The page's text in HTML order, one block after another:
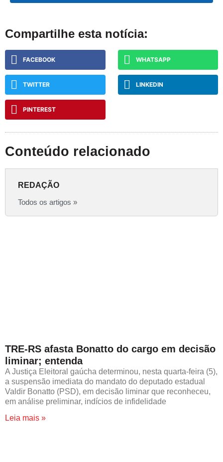
Compartilhe esta notícia:
FACEBOOK WHATSAPP
TWITTER LINKEDIN
PINTEREST
Conteúdo relacionado
REDAÇÃO
Todos os artigos »
TRE-RS afasta Bonatto do cargo em decisão
liminar; entenda
A Justiça Eleitoral gaúcha determinou, nesta quarta-feira (5),
a suspensão imediata do mandato do deputado estadual
Valdir Bonatto (PSD), em decisão liminar que reconheceu,
em análise preliminar, indícios de infidelidade
Leia mais »